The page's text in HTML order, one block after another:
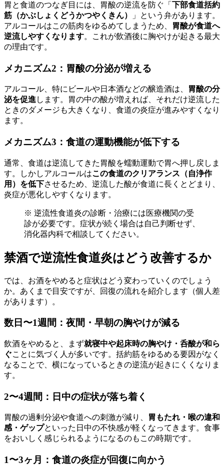
胃と食道のつなぎ目には、胃酸の逆流を防ぐ「 下部食道括約
筋（かぶしょくどうかつやくきん）
」という弁があります。
アルコールはこの筋肉をゆるめてしまうため、
胃酸が食道へ
逆流しやすくなります。これが飲酒後に胸やけが起きる最大
の理由です。
メカニズム2：胃酸の分泌が増える
アルコール、特にビールや日本酒などの醸造酒は、
胃酸の分
泌を促進 します。胃の中の酸が増えれば、それだけ逆流した
ときのダメージも大きくなり、食道の炎症が進みやすくなり
ます。
メカニズム3：食道の運動機能が低下する
通常、食道は逆流してきた胃酸を蠕動運動で胃へ押し戻しま
す。しかしアルコールはこの食道のクリアランス（自浄作
用）を低下させるため、逆流した酸が食道に長くとどまり、
炎症が悪化しやすくなります。
※ 逆流性食道炎の診断・治療には医療機関の受
診が必要です。症状が続く場合は自己判断せず、
消化器内科で相談してください。
禁酒で逆流性食道炎はどう改善するか
では、お酒をやめると症状はどう変わっていくのでしょう
か。あくまで目安ですが、回復の流れを紹介します（個人差
があります）。
数日〜1週間：夜間・早朝の胸やけが減る
飲酒をやめると、まず就寝中や起床時の胸やけ・呑酸が和ら
ぐことに気づく人が多いです。括約筋をゆるめる要因がなく
なることで、横になっているときの逆流が起きにくくなりま
す。
2〜4週間：日中の症状が落ち着く
胃酸の過剰分泌や食道への刺激が減り、
胃もたれ・喉の違和
感・ゲップといった日中の不快感が軽くなってきます。食事
をおいしく感じられるようになるのもこの時期です。
1〜3ヶ月：食道の炎症が回復に向かう